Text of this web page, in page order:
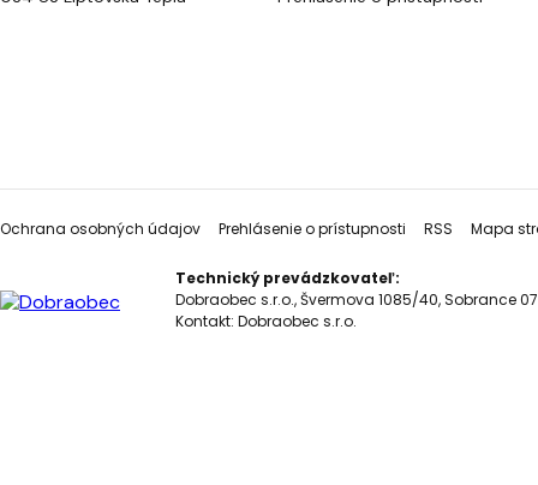
Ochrana osobných údajov Prehlásenie o prístupnosti RSS Mapa
Technický prevádzkovateľ:
Dobraobec s.r.o., Švermova 1085/40, Sobrance
Kontakt: Dobraobec s.r.o.